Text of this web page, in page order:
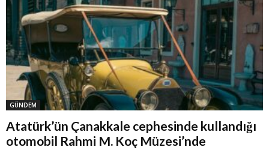
GÜNDEM
Atatürk’ün Çanakkale cephesinde kullandığı
otomobil Rahmi M. Koç Müzesi’nde